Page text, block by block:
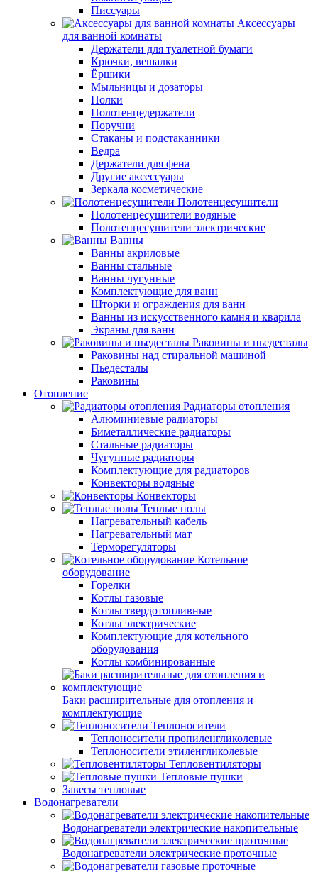
Писсуары
Аксессуары
для ванной комнаты
Держатели для туалетной бумаги
Крючки, вешалки
Ёршики
Мыльницы и дозаторы
Полки
Полотенцедержатели
Поручни
Стаканы и подстаканники
Ведра
Держатели для фена
Другие аксессуары
Зеркала косметические
Полотенцесушители
Полотенцесушители водяные
Полотенцесушители электрические
Ванны
Ванны акриловые
Ванны стальные
Ванны чугунные
Комплектующие для ванн
Шторки и ограждения для ванн
Ванны из искусственного камня и кварила
Экраны для ванн
Раковины и пьедесталы
Раковины над стиральной машиной
Пьедесталы
Раковины
Отопление
Радиаторы отопления
Алюминиевые радиаторы
Биметаллические радиаторы
Стальные радиаторы
Чугунные радиаторы
Комплектующие для радиаторов
Конвекторы водяные
Конвекторы
Теплые полы
Нагревательный кабель
Нагревательный мат
Терморегуляторы
Котельное
оборудование
Горелки
Котлы газовые
Котлы твердотопливные
Котлы электрические
Комплектующие для котельного
оборудования
Котлы комбинированные
Баки расширительные для отопления и
комплектующие
Теплоносители
Теплоносители пропиленгликолевые
Теплоносители этиленгликолевые
Тепловентиляторы
Тепловые пушки
Завесы тепловые
Водонагреватели
Водонагреватели электрические накопительные
Водонагреватели электрические проточные